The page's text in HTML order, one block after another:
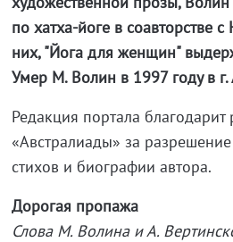
по хатха-йоге в соавторстве
них, "Йога для женщин"
Умер М. Волин в 1997 году в г.
Редакция портала благодарит
«Австралиады» за
стихов и биографии автора.
Дорогая пропажа
Слова М. Волина и А.